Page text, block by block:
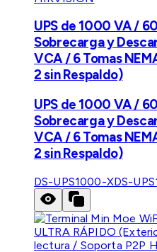
UPS de 1000 VA /
Sobrecarga y
VCA / 6 Tomas
2 sin Respaldo)
UPS de 1000 VA /
Sobrecarga y
VCA / 6 Tomas
2 sin Respaldo)
DS-UPS1000-XDS-